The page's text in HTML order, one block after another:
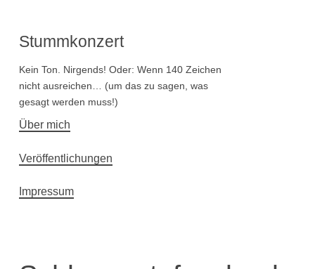
Stummkonzert
Kein Ton. Nirgends! Oder: Wenn 140 Zeichen
nicht ausreichen… (um das zu sagen, was
gesagt werden muss!)
Hauptnavigation
Über mich
Veröffentlichungen
Impressum